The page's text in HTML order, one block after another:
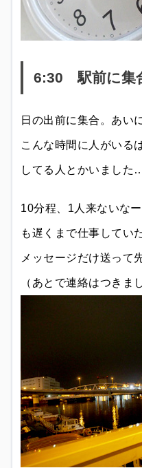
6:30 駅前に集
日の出前に集合。あい
こんな時間に人がいる
してる人とかいました
10分程、1人来ないな
も遅くまで仕事してい
メッセージだけ送って
（あとで連絡はつきま